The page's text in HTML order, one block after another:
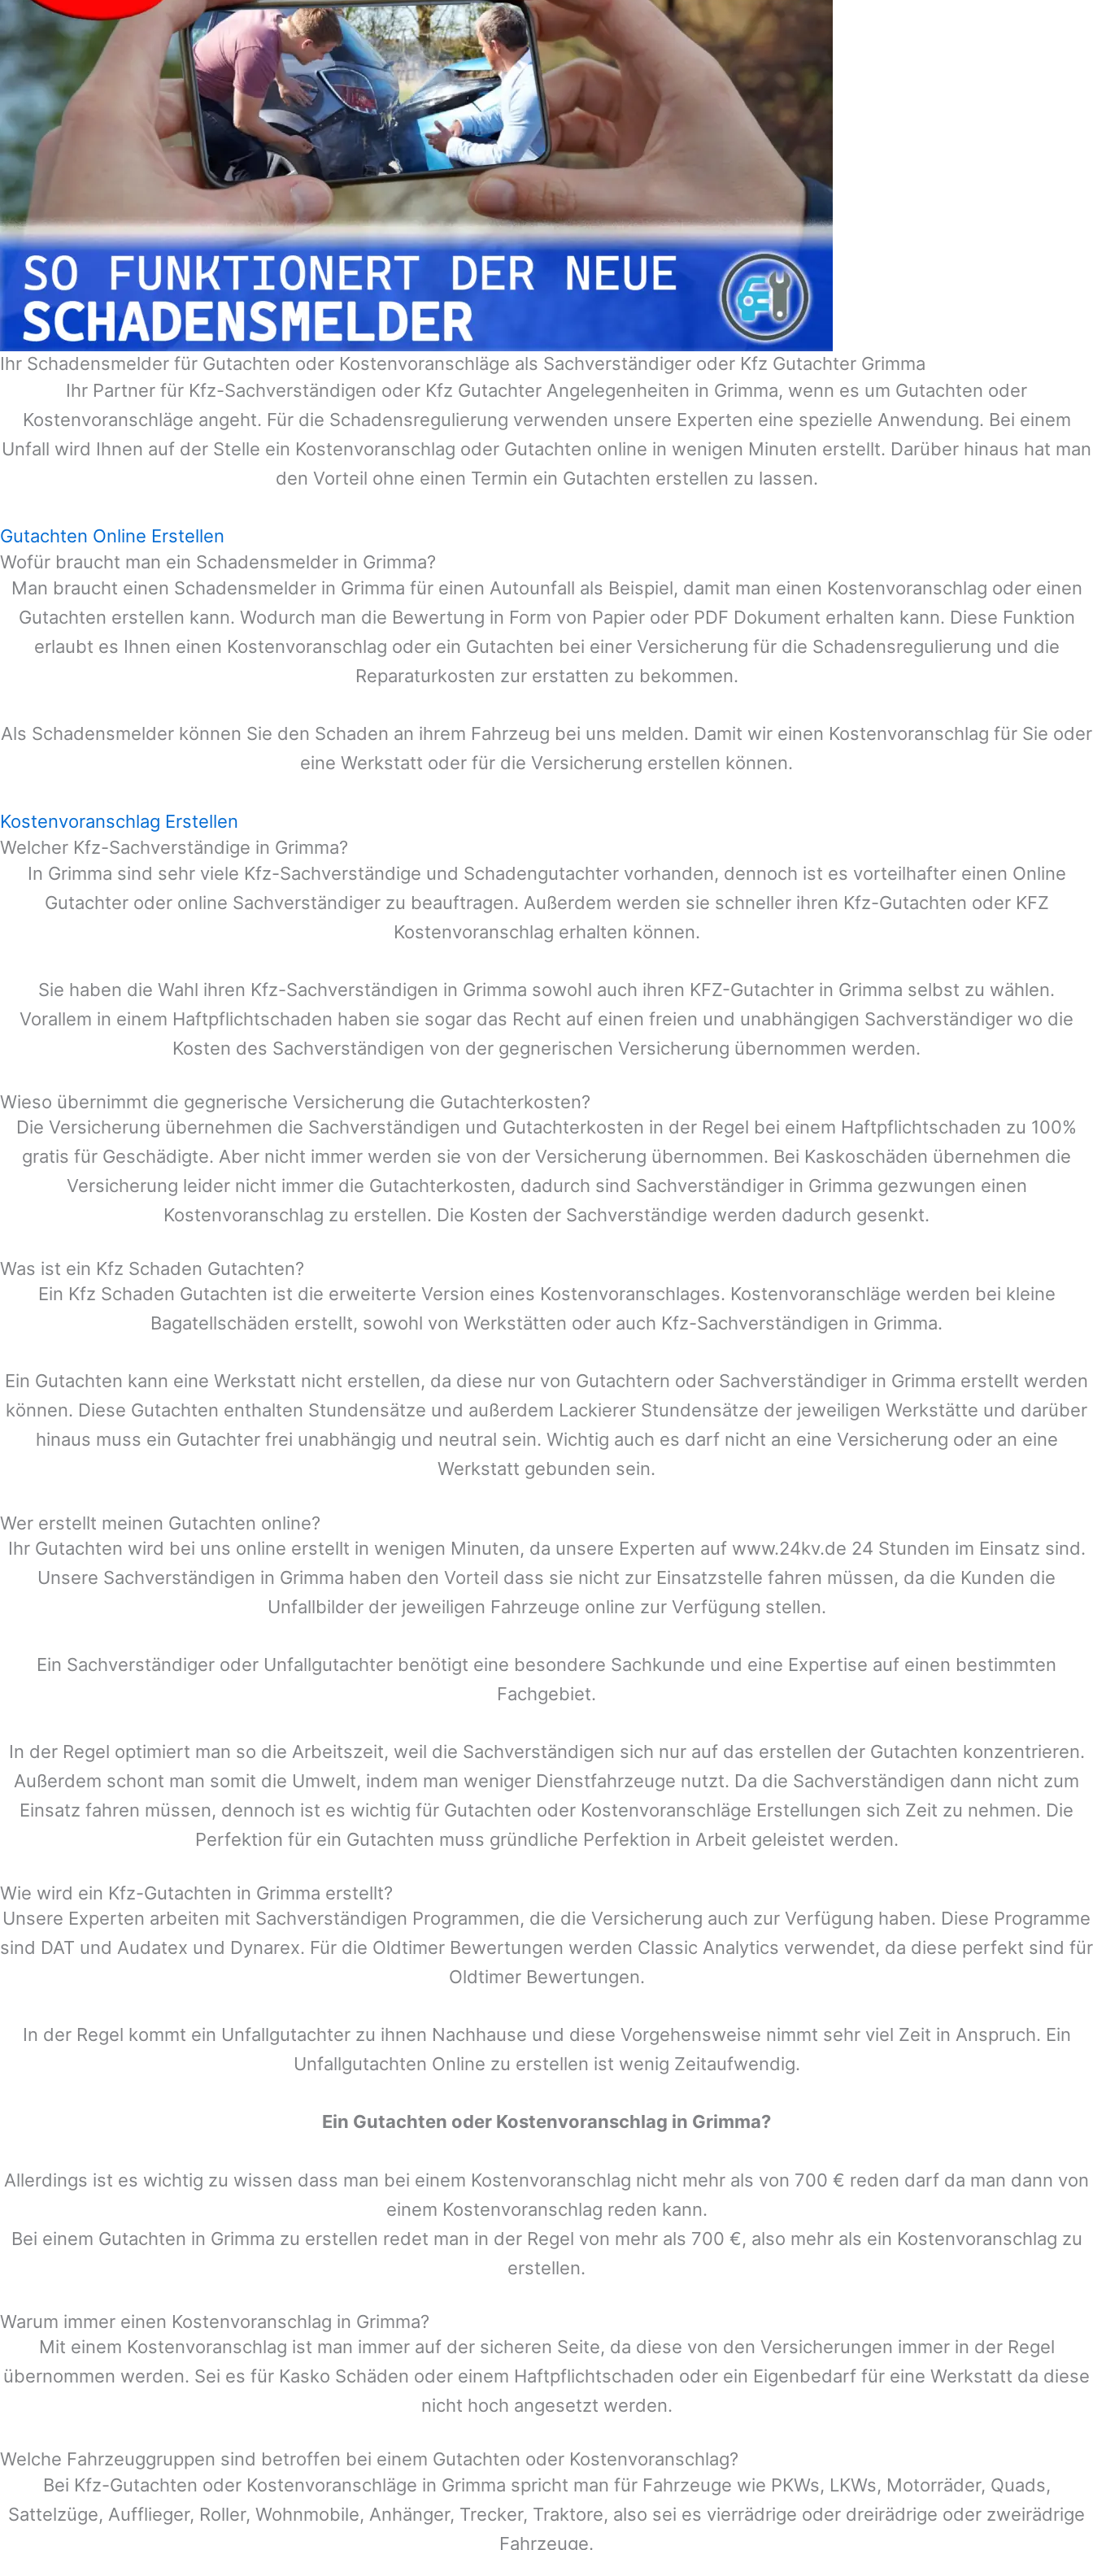
Ihr Schadensmelder für Gutachten oder Kostenvoranschläge als Sachverständiger oder Kfz Gutachter Grimma
Ihr Partner für Kfz-Sachverständigen oder Kfz Gutachter Angelegenheiten in Grimma, wenn es um Gutachten oder
Kostenvoranschläge angeht. Für die Schadensregulierung verwenden unsere Experten eine spezielle Anwendung. Bei einem
Unfall wird Ihnen auf der Stelle ein Kostenvoranschlag oder Gutachten online in wenigen Minuten erstellt. Darüber hinaus hat man
den Vorteil ohne einen Termin ein Gutachten erstellen zu lassen.
Gutachten Online Erstellen
Wofür braucht man ein Schadensmelder in Grimma?
Man braucht einen Schadensmelder in Grimma für einen Autounfall als Beispiel, damit man einen Kostenvoranschlag oder einen
Gutachten erstellen kann. Wodurch man die Bewertung in Form von Papier oder PDF Dokument erhalten kann. Diese Funktion
erlaubt es Ihnen einen Kostenvoranschlag oder ein Gutachten bei einer Versicherung für die Schadensregulierung und die
Reparaturkosten zur erstatten zu bekommen.
Als Schadensmelder können Sie den Schaden an ihrem Fahrzeug bei uns melden. Damit wir einen Kostenvoranschlag für Sie oder
eine Werkstatt oder für die Versicherung erstellen können.
Kostenvoranschlag Erstellen
Welcher Kfz-Sachverständige in Grimma?
In Grimma sind sehr viele Kfz-Sachverständige und Schadengutachter vorhanden, dennoch ist es vorteilhafter einen Online
Gutachter oder online Sachverständiger zu beauftragen. Außerdem werden sie schneller ihren Kfz-Gutachten oder KFZ
Kostenvoranschlag erhalten können.
Sie haben die Wahl ihren Kfz-Sachverständigen in Grimma sowohl auch ihren KFZ-Gutachter in Grimma selbst zu wählen.
Vorallem in einem Haftpflichtschaden haben sie sogar das Recht auf einen freien und unabhängigen Sachverständiger wo die
Kosten des Sachverständigen von der gegnerischen Versicherung übernommen werden.
Wieso übernimmt die gegnerische Versicherung die Gutachterkosten?
Die Versicherung übernehmen die Sachverständigen und Gutachterkosten in der Regel bei einem Haftpflichtschaden zu 100%
gratis für Geschädigte. Aber nicht immer werden sie von der Versicherung übernommen. Bei Kaskoschäden übernehmen die
Versicherung leider nicht immer die Gutachterkosten, dadurch sind Sachverständiger in Grimma gezwungen einen
Kostenvoranschlag zu erstellen. Die Kosten der Sachverständige werden dadurch gesenkt.
Was ist ein Kfz Schaden Gutachten?
Ein Kfz Schaden Gutachten ist die erweiterte Version eines Kostenvoranschlages. Kostenvoranschläge werden bei kleine
Bagatellschäden erstellt, sowohl von Werkstätten oder auch Kfz-Sachverständigen in Grimma.
Ein Gutachten kann eine Werkstatt nicht erstellen, da diese nur von Gutachtern oder Sachverständiger in Grimma erstellt werden
können. Diese Gutachten enthalten Stundensätze und außerdem Lackierer Stundensätze der jeweiligen Werkstätte und darüber
hinaus muss ein Gutachter frei unabhängig und neutral sein. Wichtig auch es darf nicht an eine Versicherung oder an eine
Werkstatt gebunden sein.
Wer erstellt meinen Gutachten online?
Ihr Gutachten wird bei uns online erstellt in wenigen Minuten, da unsere Experten auf www.24kv.de 24 Stunden im Einsatz sind.
Unsere Sachverständigen in Grimma haben den Vorteil dass sie nicht zur Einsatzstelle fahren müssen, da die Kunden die
Unfallbilder der jeweiligen Fahrzeuge online zur Verfügung stellen.
Ein Sachverständiger oder Unfallgutachter benötigt eine besondere Sachkunde und eine Expertise auf einen bestimmten
Fachgebiet.
In der Regel optimiert man so die Arbeitszeit, weil die Sachverständigen sich nur auf das erstellen der Gutachten konzentrieren.
Außerdem schont man somit die Umwelt, indem man weniger Dienstfahrzeuge nutzt. Da die Sachverständigen dann nicht zum
Einsatz fahren müssen, dennoch ist es wichtig für Gutachten oder Kostenvoranschläge Erstellungen sich Zeit zu nehmen. Die
Perfektion für ein Gutachten muss gründliche Perfektion in Arbeit geleistet werden.
Wie wird ein Kfz-Gutachten in Grimma erstellt?
Unsere Experten arbeiten mit Sachverständigen Programmen, die die Versicherung auch zur Verfügung haben. Diese Programme
sind DAT und Audatex und Dynarex. Für die Oldtimer Bewertungen werden Classic Analytics verwendet, da diese perfekt sind für
Oldtimer Bewertungen.
In der Regel kommt ein Unfallgutachter zu ihnen Nachhause und diese Vorgehensweise nimmt sehr viel Zeit in Anspruch. Ein
Unfallgutachten Online zu erstellen ist wenig Zeitaufwendig.
Ein Gutachten oder Kostenvoranschlag in Grimma?
Allerdings ist es wichtig zu wissen dass man bei einem Kostenvoranschlag nicht mehr als von 700 € reden darf da man dann von
einem Kostenvoranschlag reden kann.
Bei einem Gutachten in Grimma zu erstellen redet man in der Regel von mehr als 700 €, also mehr als ein Kostenvoranschlag zu
erstellen.
Warum immer einen Kostenvoranschlag in Grimma?
Mit einem Kostenvoranschlag ist man immer auf der sicheren Seite, da diese von den Versicherungen immer in der Regel
übernommen werden. Sei es für Kasko Schäden oder einem Haftpflichtschaden oder ein Eigenbedarf für eine Werkstatt da diese
nicht hoch angesetzt werden.
Welche Fahrzeuggruppen sind betroffen bei einem Gutachten oder Kostenvoranschlag?
Bei Kfz-Gutachten oder Kostenvoranschläge in Grimma spricht man für Fahrzeuge wie PKWs, LKWs, Motorräder, Quads,
Sattelzüge, Aufflieger, Roller, Wohnmobile, Anhänger, Trecker, Traktore, also sei es vierrädrige oder dreirädrige oder zweirädrige
Fahrzeuge.